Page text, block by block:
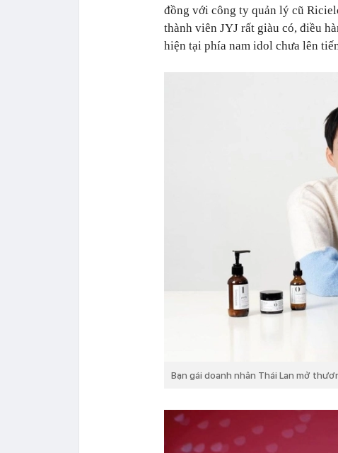
đồng với công ty quản lý cũ
thành viên JYJ rất giàu có, điều
hiện tại phía nam idol chưa lên
Bạn gái doanh nhân Thái Lan mở